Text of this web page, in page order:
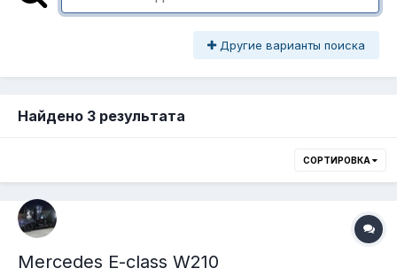
Другие варианты поиска
Найдено 3 результата
СОРТИРОВКА
Mercedes E-class W210